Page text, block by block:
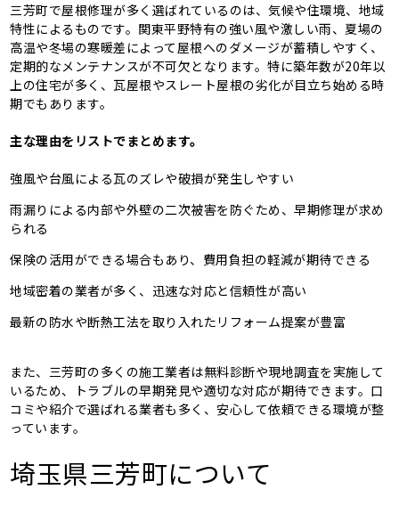
三芳町で屋根修理が多く選ばれているのは、気候や住環境、地域
特性によるものです。関東平野特有の強い風や激しい雨、夏場の
高温や冬場の寒暖差によって屋根へのダメージが蓄積しやすく、
定期的なメンテナンスが不可欠となります。特に築年数が20年以
上の住宅が多く、瓦屋根やスレート屋根の劣化が目立ち始める時
期でもあります。
主な理由をリストでまとめます。
強風や台風による瓦のズレや破損が発生しやすい
雨漏りによる内部や外壁の二次被害を防ぐため、早期修理が求め
られる
保険の活用ができる場合もあり、費用負担の軽減が期待できる
地域密着の業者が多く、迅速な対応と信頼性が高い
最新の防水や断熱工法を取り入れたリフォーム提案が豊富
また、三芳町の多くの施工業者は無料診断や現地調査を実施して
いるため、トラブルの早期発見や適切な対応が期待できます。口
コミや紹介で選ばれる業者も多く、安心して依頼できる環境が整
っています。
埼玉県三芳町について